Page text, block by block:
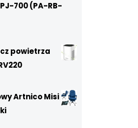
700 (PA-RB-
powietrza
Artnico Misi